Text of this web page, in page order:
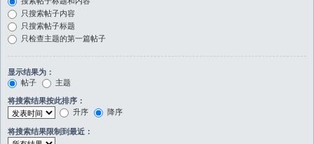
只搜索帖子内容
只搜索帖子标题
只检查主题的第一篇帖子
显示结果为：
帖子
主题
将搜索结果按此排序：
升序
降序
将搜索结果限制到最近：